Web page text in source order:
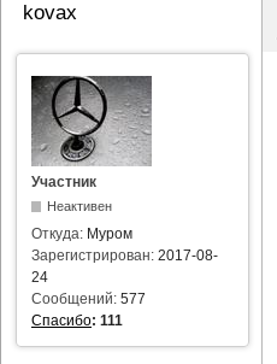
kovax
Участник
Неактивен
Откуда: Муром
Зарегистрирован: 2017-08-
24
Сообщений: 577
Спасибо: 111